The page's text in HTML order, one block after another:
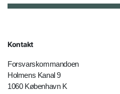
Kontakt
Forsvarskommandoen
Holmens Kanal 9
1060 København K